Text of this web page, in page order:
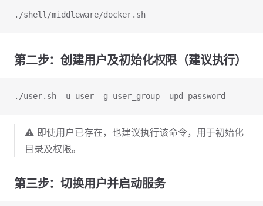
./shell/middleware/docker.sh
第二步：创建用户及初始化权限（建议执行）
./user.sh -u user -g user_group -upd password
⚠️ 即使用户已存在，也建议执行该命令，用于初始化
目录及权限。
第三步：切换用户并启动服务